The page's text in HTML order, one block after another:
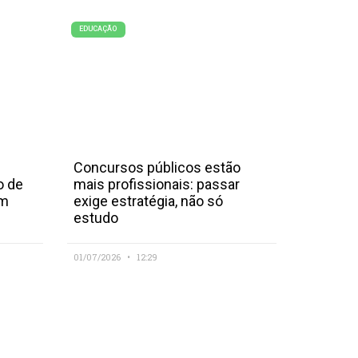
de
EDUCAÇÃO
Concursos públicos estão
mais profissionais: passar
exige estratégia, não só
estudo
01/07/2026 12:29